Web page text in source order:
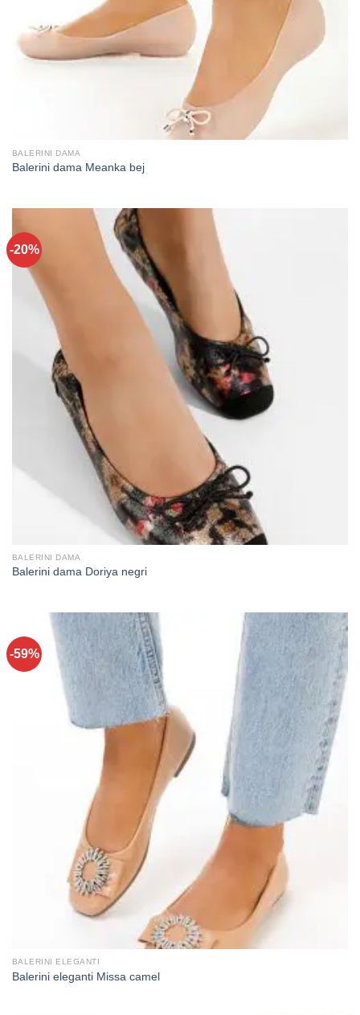
BALERINI DAMA
Balerini dama Meanka bej
-20%
BALERINI DAMA
Balerini dama Doriya negri
-59%
BALERINI ELEGANTI
Balerini eleganti Missa camel